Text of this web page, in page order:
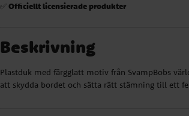
✅Officiellt licensierade produkter
Beskrivning
Plastduk med färgglatt motiv från SvampBobs
att skydda bordet och sätta rätt stämning till ett